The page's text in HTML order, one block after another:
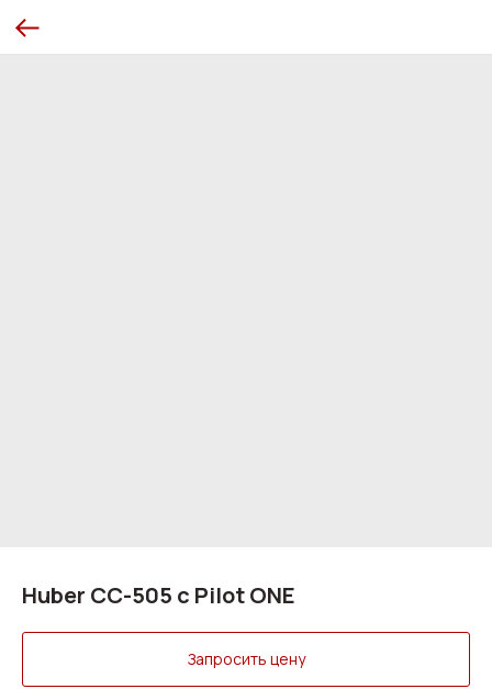
Huber CC-505 с Pilot ONE
Запросить цену